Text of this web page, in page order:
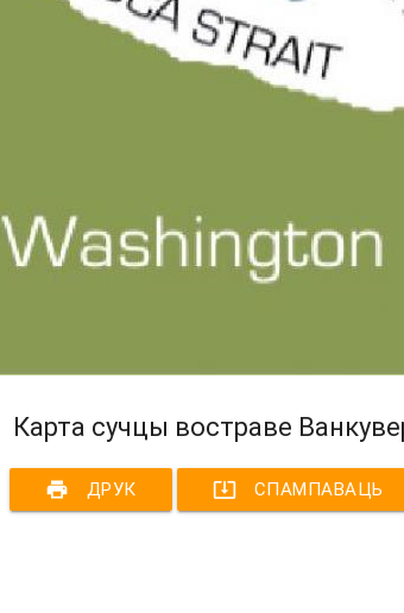
Карта сучцы востраве
print ДРУК system_update_alt СПАМПАВАЦЬ